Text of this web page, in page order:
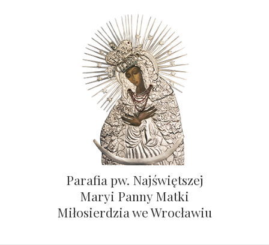
Parafia pw. Najświętszej
Maryi Panny Matki
Miłosierdzia we Wrocławiu